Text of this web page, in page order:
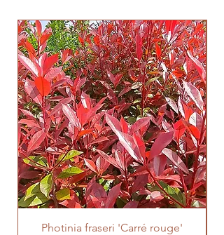
Photinia fraseri 'Carré rouge'